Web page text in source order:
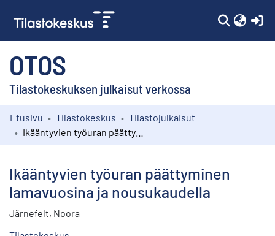
OTOS
Tilastokeskuksen julkaisut verkossa
Kokoelmat
Etusivu Tilastokeskus
Tilastojulkaisut
Ikääntyvien työuran päättyminen
lamavuosina ja nousukaudella
Järnefelt, Noora